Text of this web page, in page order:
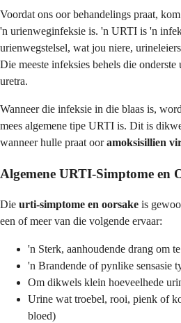
Voordat ons oor behandelings praat,
'n urienweginfeksie is. 'n URTI is 'n
urienwegstelsel, wat jou niere,
Die meeste infeksies behels die
uretra.
Wanneer die infeksie in die blaas is,
mees algemene tipe URTI is. Dit is
wanneer hulle praat ooramoksisillien
Algemene URTI-Simptome en
Die urti-simptome en oorsake is
een of meer van die volgende ervaar:
'n Sterk, aanhoudende drang om
'n Brandende of pynlike sensasie
Om dikwels klein hoeveelhede
Urine wat troebel, rooi, pienk of
bloed)